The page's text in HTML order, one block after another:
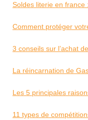
Soldes literie en france
Comment protéger
3 conseils sur l’achat
La réincarnation de
Les 5 principales
11 types de